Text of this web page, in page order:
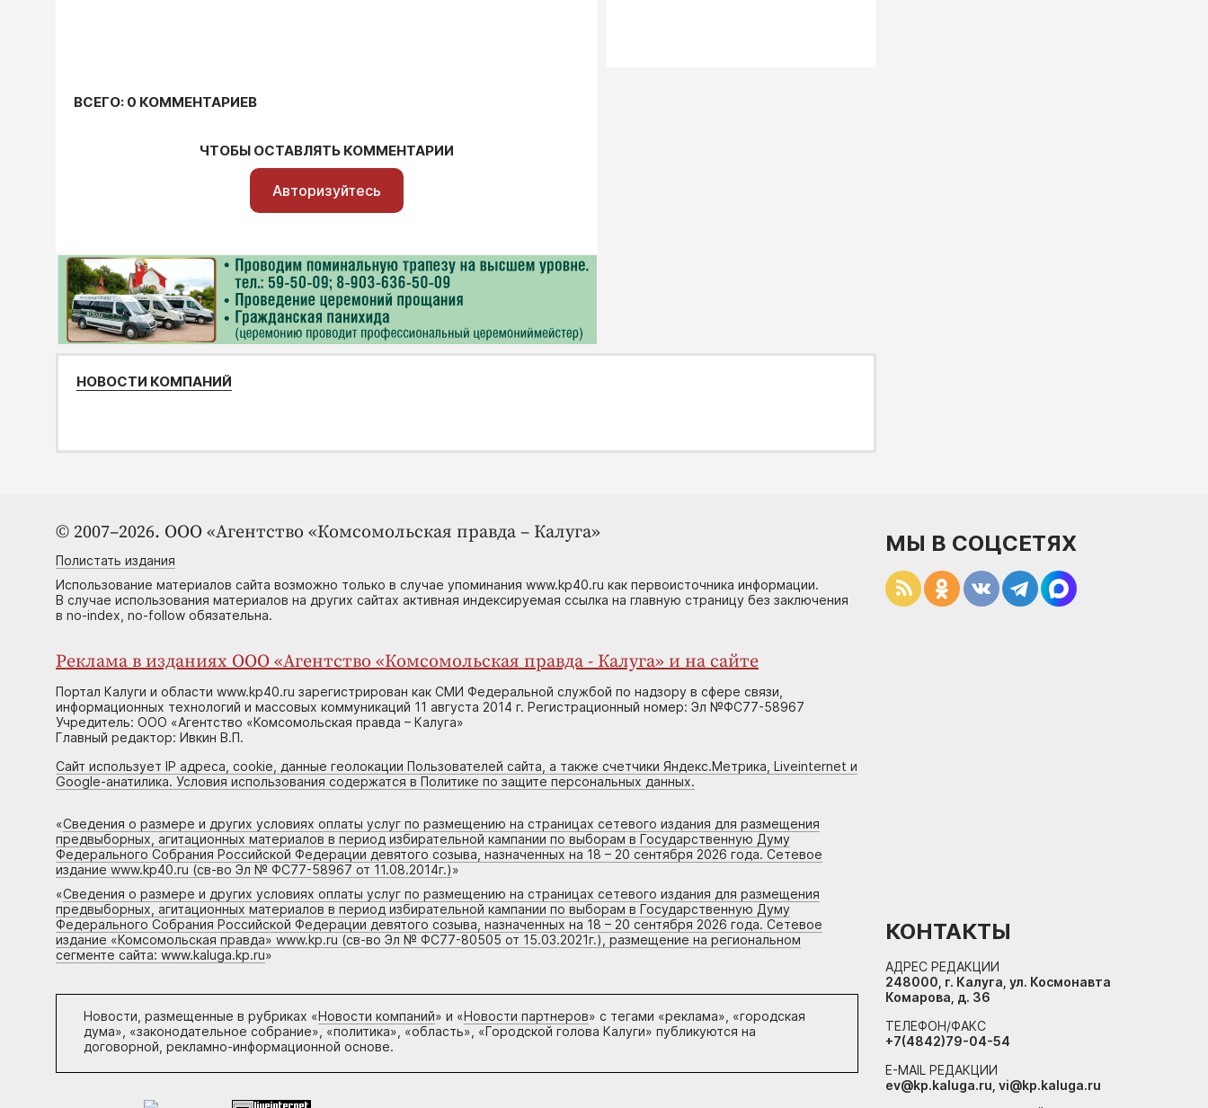
ВСЕГО: 0 КОММЕНТАРИЕВ
ЧТОБЫ ОСТАВЛЯТЬ КОММЕНТАРИИ
Авторизуйтесь
НОВОСТИ КОМПАНИЙ
© 2007–2026. ООО «Агентство «Комсомольская правда – Калуга»
Полистать издания
Использование материалов сайта возможно только в случае упоминания www.kp40.ru как первоисточника информации.
В случае использования материалов на других сайтах активная индексируемая ссылка на главную страницу без заключения
в no-index, no-follow обязательна.
Реклама в изданиях ООО «Агентство «Комсомольская правда - Калуга» и на сайте
Портал Калуги и области www.kp40.ru зарегистрирован как СМИ Федеральной службой по надзору в сфере связи,
информационных технологий и массовых коммуникаций 11 августа 2014 г. Регистрационный номер: Эл №ФС77-58967
Учредитель: ООО «Агентство «Комсомольская правда – Калуга»
Главный редактор: Ивкин В.П.
Сайт использует IP адреса, cookie, данные геолокации Пользователей сайта, а также счетчики Яндекс.Метрика, Liveinternet и
Google-анатилика. Условия использования содержатся в Политике по защите персональных данных.
«Сведения о размере и других условиях оплаты услуг по размещению на страницах сетевого издания для размещения
предвыборных, агитационных материалов в период избирательной кампании по выборам в Государственную Думу
Федерального Собрания Российской Федерации девятого созыва, назначенных на 18 – 20 сентября 2026 года. Сетевое
издание www.kp40.ru (св-во Эл № ФС77-58967 от 11.08.2014г.)»
«Сведения о размере и других условиях оплаты услуг по размещению на страницах сетевого издания для размещения
предвыборных, агитационных материалов в период избирательной кампании по выборам в Государственную Думу
Федерального Собрания Российской Федерации девятого созыва, назначенных на 18 – 20 сентября 2026 года. Сетевое
издание «Комсомольская правда» www.kp.ru (св-во Эл № ФС77-80505 от 15.03.2021г.), размещение на региональном
сегменте сайта: www.kaluga.kp.ru»
Новости, размещенные в рубриках «Новости компаний» и «Новости партнеров» с тегами «реклама», «городская
дума», «законодательное собрание», «политика», «область», «Городской голова Калуги» публикуются на
договорной, рекламно-информационной основе.
МЫ В СОЦСЕТЯХ
КОНТАКТЫ
АДРЕС РЕДАКЦИИ
248000, г. Калуга, ул. Космонавта
Комарова, д. 36
ТЕЛЕФОН/ФАКС
+7(4842)79-04-54
E-MAIL РЕДАКЦИИ
ev@kp.kaluga.ru, vi@kp.kaluga.ru